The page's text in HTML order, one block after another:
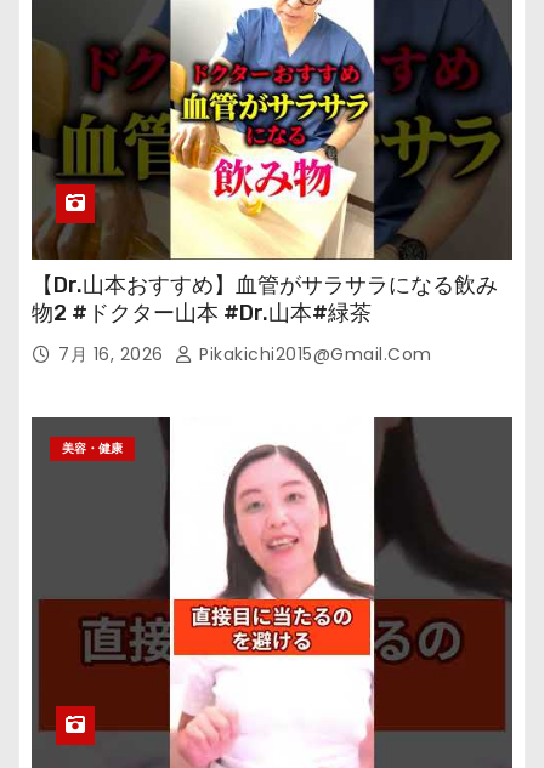
【Dr.山本おすすめ】血管がサラサラになる飲み
物2 #ドクター山本 #Dr.山本#緑茶
7月 16, 2026 Pikakichi2015@gmail.com
美容・健康